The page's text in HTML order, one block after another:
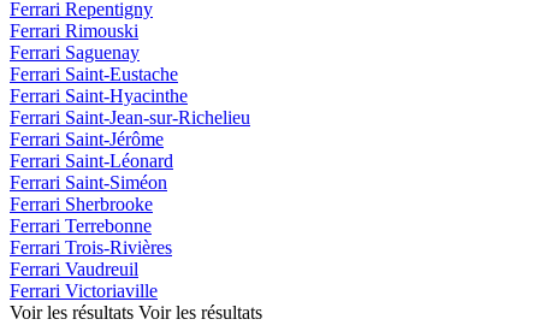
Ferrari Repentigny
Ferrari Rimouski
Ferrari Saguenay
Ferrari Saint-Eustache
Ferrari Saint-Hyacinthe
Ferrari Saint-Jean-sur-Richelieu
Ferrari Saint-Jérôme
Ferrari Saint-Léonard
Ferrari Saint-Siméon
Ferrari Sherbrooke
Ferrari Terrebonne
Ferrari Trois-Rivières
Ferrari Vaudreuil
Ferrari Victoriaville
Voir les résultats Voir les résultats